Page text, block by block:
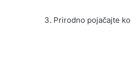
3. Prirodno pojačajte